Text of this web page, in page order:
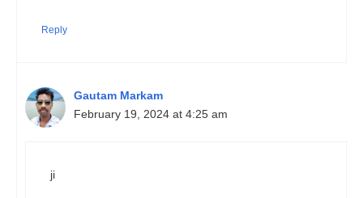
Reply
Gautam Markam
February 19, 2024 at 4:25 am
ji